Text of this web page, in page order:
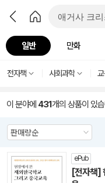
일반 만화
전자책 사회과학
이 분야에 431개의 상품이 있
ePub
[전자책]